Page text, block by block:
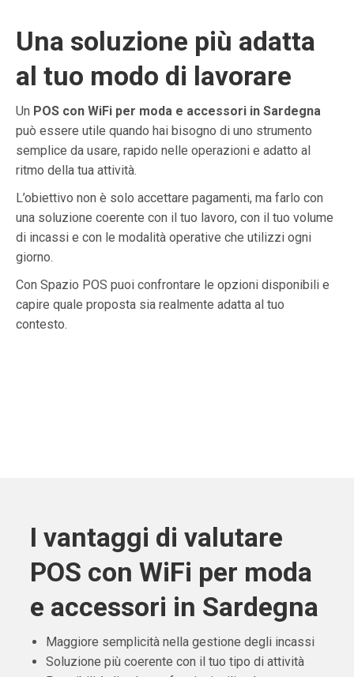
Una soluzione più adatta
al tuo modo di lavorare
Un POS con WiFi per moda e accessori in Sardegna
può essere utile quando hai bisogno di uno strumento
semplice da usare, rapido nelle operazioni e adatto al
ritmo della tua attività.
L’obiettivo non è solo accettare pagamenti, ma farlo con
una soluzione coerente con il tuo lavoro, con il tuo volume
di incassi e con le modalità operative che utilizzi ogni
giorno.
Con Spazio POS puoi confrontare le opzioni disponibili e
capire quale proposta sia realmente adatta al tuo
contesto.
I vantaggi di valutare
POS con WiFi per moda
e accessori in Sardegna
Maggiore semplicità nella gestione degli incassi
Soluzione più coerente con il tuo tipo di attività